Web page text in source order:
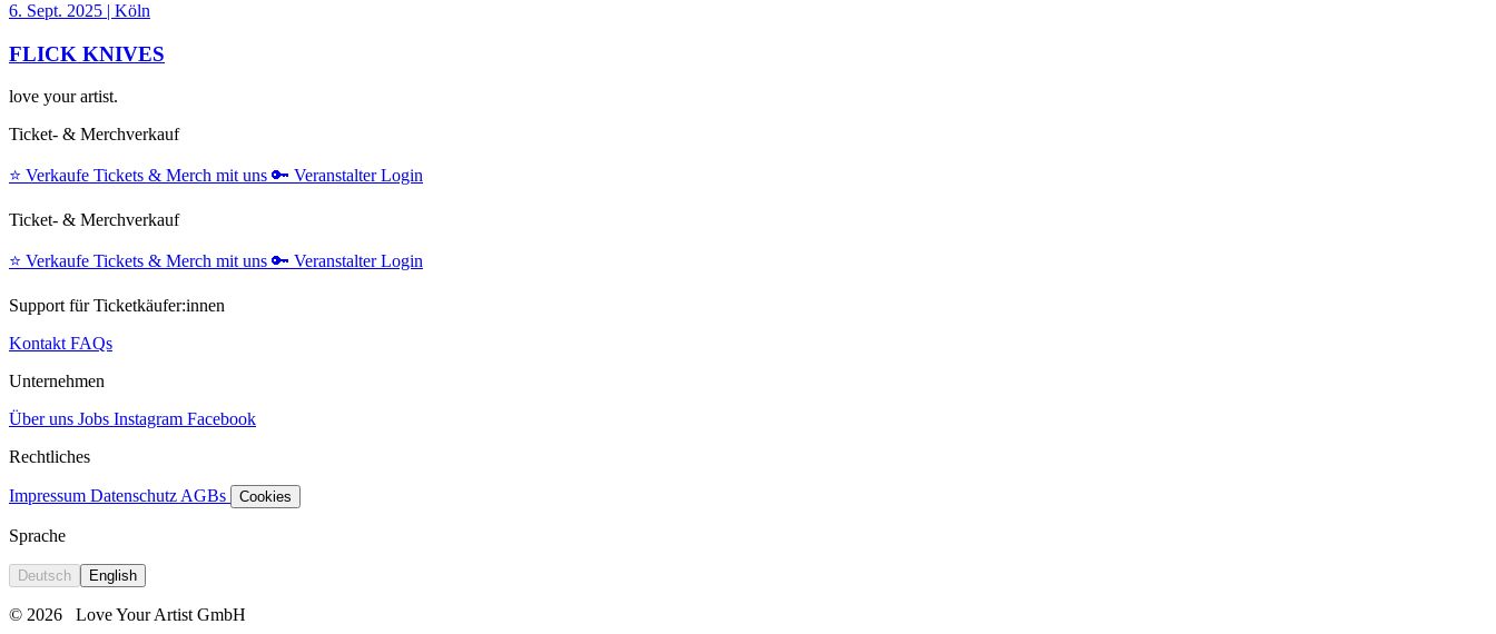
6. Sept. 2025 | Köln
FLICK KNIVES
love your artist.
Ticket- & Merchverkauf
⭐️ Verkaufe Tickets & Merch mit uns 🔑 Veranstalter Login
Ticket- & Merchverkauf
⭐️ Verkaufe Tickets & Merch mit uns 🔑 Veranstalter Login
Support für Ticketkäufer:innen
KontaktFAQs
Unternehmen
Über uns Jobs Instagram Facebook
Rechtliches
Impressum DatenschutzAGBs Cookies
Sprache
Deutsch English
© 2026 Love Your Artist GmbH